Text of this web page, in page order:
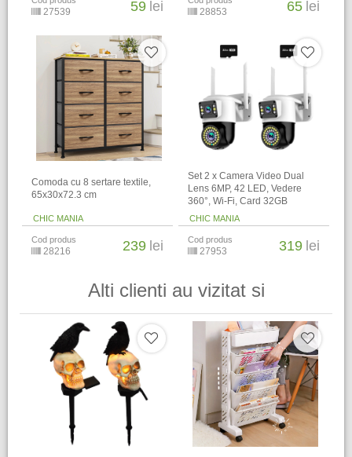
27539 59 lei 28853 65 lei
Comoda cu 8 sertare textile,
65x30x72.3 cm
CHIC MANIA
Cod produs
28216 239 lei
Set 2 x Camera Video Dual
Lens 6MP, 42 LED, Vedere
360°, Wi-Fi, Card 32GB
CHIC MANIA
Cod produs
27953 319 lei
Alti clienti au vizitat si